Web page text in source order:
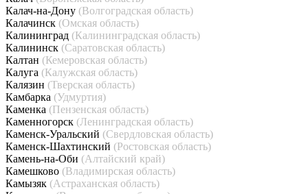
Калач-на-Дону (Волгоградская область)
Калачинск (Омская область)
Калининград (Калининградская область)
Калининск (Саратовская область)
Калтан (Кемеровская область)
Калуга (Калужская область)
Калязин (Тверская область)
Камбарка (Удмуртия)
Каменка (Пензенская область)
Каменногорск (Ленинградская область)
Каменск-Уральский (Свердловская область)
Каменск-Шахтинский (Ростовская область)
Камень-на-Оби (Алтайский край)
Камешково (Владимирская область)
Камызяк (Астраханская область)